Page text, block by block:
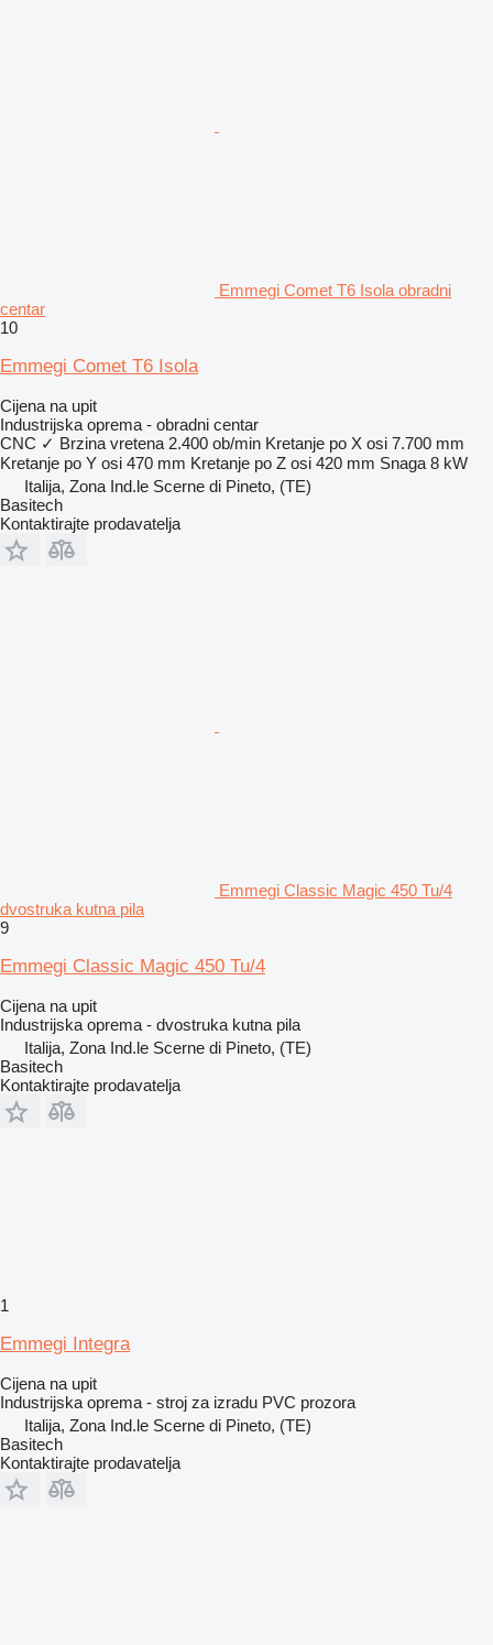
Emmegi Comet T6 Isola obradni
centar
10
Emmegi Comet T6 Isola
Cijena na upit
Industrijska oprema - obradni centar
CNC ✓ Brzina vretena 2.400 ob/min Kretanje po X osi 7.700 mm
Kretanje po Y osi 470 mm Kretanje po Z osi 420 mm Snaga 8 kW
Italija, Zona Ind.le Scerne di Pineto, (TE)
Basitech
Kontaktirajte prodavatelja
Emmegi Classic Magic 450 Tu/4
dvostruka kutna pila
9
Emmegi Classic Magic 450 Tu/4
Cijena na upit
Industrijska oprema - dvostruka kutna pila
Italija, Zona Ind.le Scerne di Pineto, (TE)
Basitech
Kontaktirajte prodavatelja
1
Emmegi Integra
Cijena na upit
Industrijska oprema - stroj za izradu PVC prozora
Italija, Zona Ind.le Scerne di Pineto, (TE)
Basitech
Kontaktirajte prodavatelja